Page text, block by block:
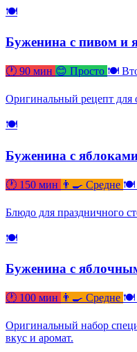
🍽
Буженина с пивом и
🕐 90 мин 😊 Просто 🍽
Оригинальный рецепт для
🍽
Буженина с
🕐 150 мин 👨‍🍳 Средне 🍽
Блюдо для праздничного
🍽
Буженина с
🕐 100 мин 👨‍🍳 Средне 🍽
Оригинальный набор
вкус и аромат.